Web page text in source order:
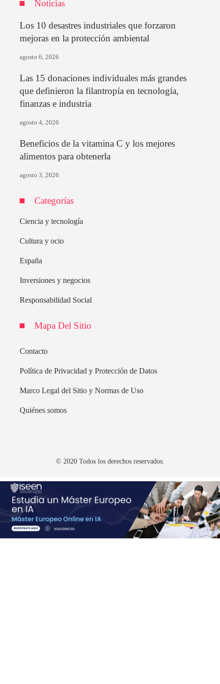
Noticias
Los 10 desastres industriales que forzaron
mejoras en la protección ambiental
agosto 6, 2026
Las 15 donaciones individuales más grandes
que definieron la filantropía en tecnología,
finanzas e industria
agosto 4, 2026
Beneficios de la vitamina C y los mejores
alimentos para obtenerla
agosto 3, 2026
Categorías
Ciencia y tecnología
Cultura y ocio
España
Inversiones y negocios
Responsabilidad Social
Mapa Del Sitio
Contacto
Política de Privacidad y Protección de Datos
Marco Legal del Sitio y Normas de Uso
Quiénes somos
© 2020 Todos los derechos reservados.